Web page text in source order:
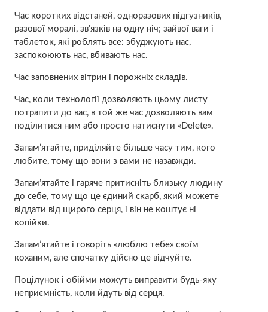
Час коротких відстаней, одноразових підгузників,
разової моралі, зв’язків на одну ніч; зайвої ваги і
таблеток, які роблять все: збуджують нас,
заспокоюють нас, вбивають нас.
Час заповнених вітрин і порожніх складів.
Час, коли технології дозволяють цьому листу
потрапити до вас, в той же час дозволяють вам
поділитися ним або просто натиснути «Delete».
Запам’ятайте, приділяйте більше часу тим, кого
любите, тому що вони з вами не назавжди.
Запам’ятайте і гаряче притисніть близьку людину
до себе, тому що це єдиний скарб, який можете
віддати від щирого серця, і він не коштує ні
копійки.
Запам’ятайте і говоріть «люблю тебе» своїм
коханим, але спочатку дійсно це відчуйте.
Поцілунок і обійми можуть виправити будь-яку
неприємність, коли йдуть від серця.